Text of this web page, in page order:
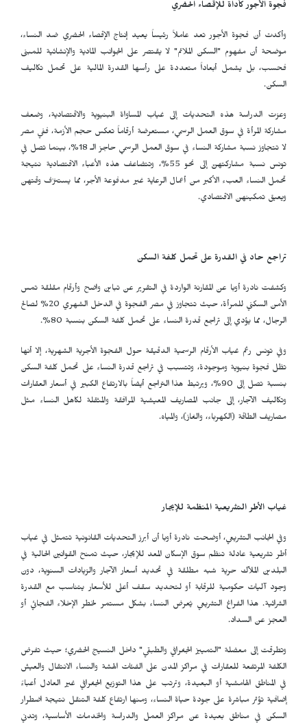
فجوة الأجور كأداة للإقصاء الحضري
وأكدت أن فجوة الأجور تعد عاملاً رئيساً يعيد إنتاج الإقصاء الحضري ضد النساء،
موضحة أن مفهوم "السكن الملائم" لا يقتصر على الجوانب المادية والإنشائية للمبنى
فحسب، بل يشمل أبعاداً متعددة على رأسها القدرة المالية على تحمل تكاليف
السكن.
وعزت الدراسة هذه التحديات إلى غياب المساواة البنيوية والاقتصادية، وضعف
مشاركة المرأة في سوق العمل الرسمي، مستعرضة أرقاماً تعكس حجم الأزمة، ففي مصر
لا تتجاوز نسبة مشاركة النساء في سوق العمل الرسمي حاجز الـ 18%، بينما تصل في
تونس نسبة مشاركتهنّ إلى نحو 55%، وتتضاعف هذه الأعباء الاقتصادية نتيجة
تحمل النساء العبء الأكبر من أعمال الرعاية غير مدفوعة الأجر، مما يستنزف وقتهن
ويعيق تمكينهن الاقتصادي.
تراجع حاد في القدرة على تحمل كلفة السكن
وكشفت نادرة أوبا عن المقارنة الواردة في التقرير عن تباين واضح وأرقام مقلقة تمس
الأمن السكني للمرأة، حيث تتجاوز في مصر الفجوة في الدخل الشهري 20% لصالح
الرجال، مما يؤدي إلى تراجع قدرة النساء على تحمل كلفة السكن بنسبة 80%.
وفي تونس رغم غياب الأرقام الرسمية الدقيقة حول الفجوة الأجرية الشهرية، إلا أنها
تظل فجوة بنيوية وموجودة، وتتسبب في تراجع قدرة النساء على تحمل كلفة السكن
بنسبة تصل إلى 90%، ويرتبط هذا التراجع أيضاً بالارتفاع الكبير في أسعار العقارات
وتكاليف الآجار، إلى جانب المصاريف المعيشية المرافقة والمثقلة لكاهل النساء مثل
مصاريف الطاقة (الكهرباء، والغاز)، والمياه.
غياب الأطر التشريعية المنظمة للإيجار
وفي الجانب التشريعي، أوضحت نادرة أوبا أن أبرز التحديات القانونية تتمثل في غياب
أطر تشريعية عادلة تنظم سوق الإسكان المعد للإيجار، حيث تمنح القوانين الحالية في
البلدين الملاّك حرية شبه مطلقة في تحديد أسعار الآجار والزيادات السنوية، دون
وجود آليات حكومية للرقابة أو لتحديد سقف أعلى للأسعار يتناسب مع القدرة
الشرائية. هذا الفراغ التشريعي يُعرض النساء بشكل مستمر لخطر الإخلاء الفجائي أو
العجز عن السداد.
وتطرقت إلى معضلة "التمييز الجغرافي والطبقي" داخل النسيج الحضري؛ حيث تفرض
الكلفة المرتفعة للعقارات في مراكز المدن على الفئات الهشة والنساء الانتقال والعيش
في المناطق الهامشية أو البعيدة، وترتب على هذا التوزيع الجغرافي غير العادل أعباءً
إضافية تؤثر مباشرة على جودة حياة النساء، ومنها ارتفاع كلفة التنقل نتيجة اضطرار
السكن في مناطق بعيدة عن مراكز العمل والدراسة والخدمات الأساسية، وتدني